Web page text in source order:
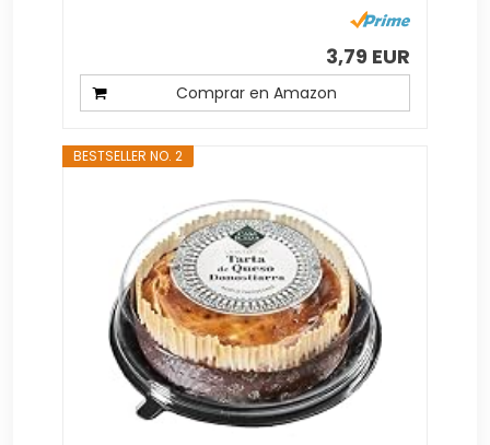
3,79 EUR
Comprar en Amazon
BESTSELLER NO. 2